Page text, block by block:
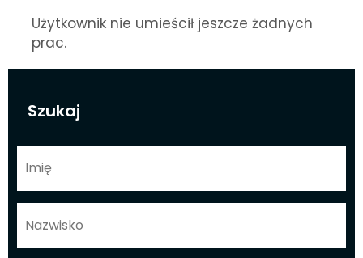
Szukaj
Użytkownik nie umieścił jeszcze żadnych
prac.